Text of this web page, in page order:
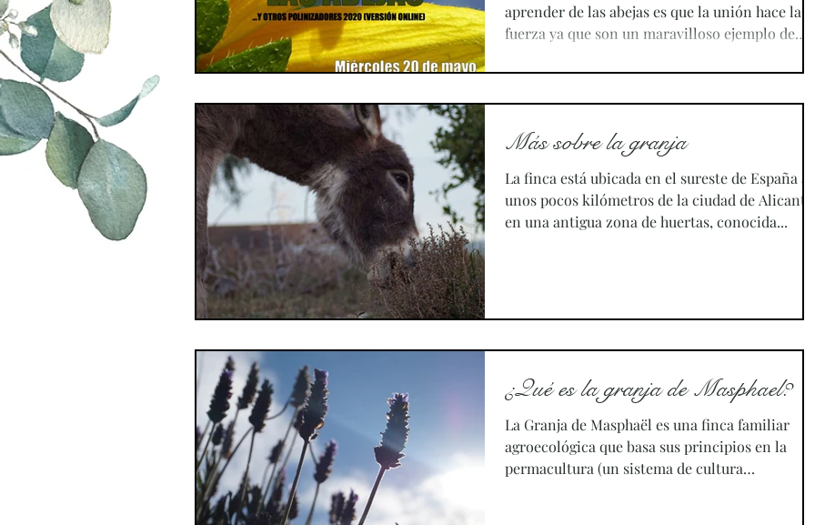
aprender de las abejas es que la unión hace la
fuerza ya que son un maravilloso ejemplo de
de estos asombrosos insectos, la Granja
Masphaël, centro de educación
asociaciones, instituciones y personas amantes
animalitos, para darle voz a las abejas y
su interesante mundo y enseñar c
Más sobre la granja
La finca está ubicada en el sureste de España a
unos pocos kilómetros de la ciudad de Alicante
en una antigua zona de huertas, conocida...
¿Qué es la granja de Masphael?
La Granja de Masphaël es una finca familiar
agroecológica que basa sus principios en la
permacultura (un sistema de cultura